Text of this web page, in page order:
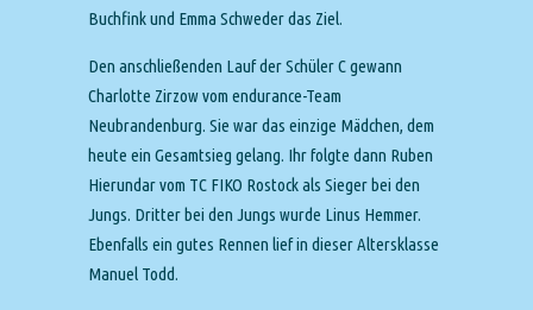
Buchfink und Emma Schweder das Ziel.
Den anschließenden Lauf der Schüler C gewann
Charlotte Zirzow vom endurance-Team
Neubrandenburg. Sie war das einzige Mädchen, dem
heute ein Gesamtsieg gelang. Ihr folgte dann Ruben
Hierundar vom TC FIKO Rostock als Sieger bei den
Jungs. Dritter bei den Jungs wurde Linus Hemmer.
Ebenfalls ein gutes Rennen lief in dieser Altersklasse
Manuel Todd.